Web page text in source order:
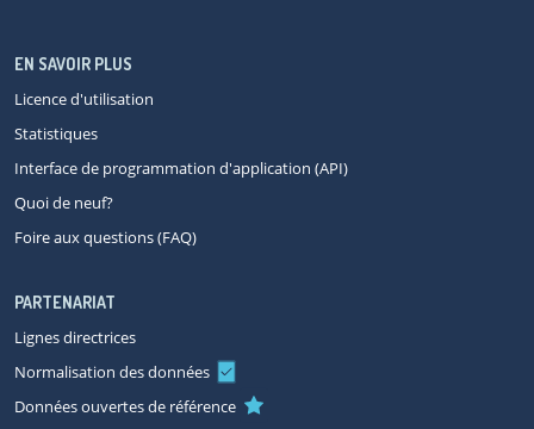
EN SAVOIR PLUS
Licence d'utilisation
Statistiques
Interface de programmation d'application (API)
Quoi de neuf?
Foire aux questions (FAQ)
PARTENARIAT
Lignes directrices
Normalisation des données
Données ouvertes de référence